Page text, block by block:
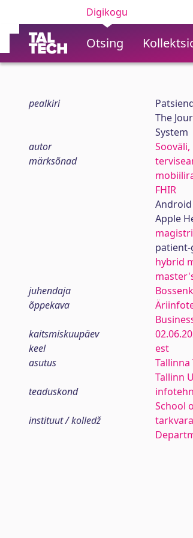
Digikogu
Otsing
pealkiri
The
System
autor
märksõnad
FHIR
Apple
hybrid
juhendaja
õppekava
kaitsmiskuupäev
keel
est
asutus
Tallinn
teaduskond
School
instituut / kolledž